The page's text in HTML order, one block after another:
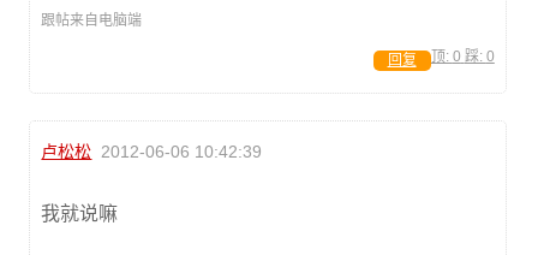
跟帖来自电脑端
顶: 0 踩: 0
回复
卢松松 2012-06-06 10:42:39
我就说嘛